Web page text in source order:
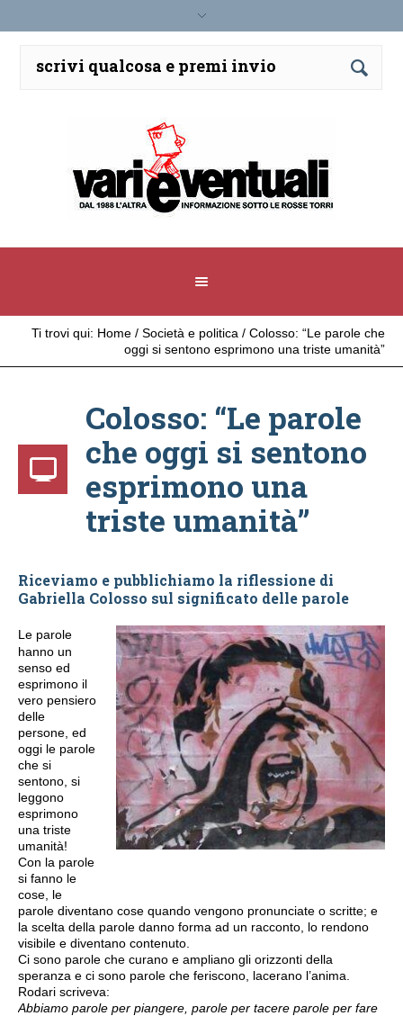
Ti trovi qui: Home / Società e politica / Colosso: “Le parole che
oggi si sentono esprimono una triste umanità”
Colosso: “Le parole
che oggi si sentono
esprimono una
triste umanità”
Riceviamo e pubblichiamo la riflessione di
Gabriella Colosso sul significato delle parole
Le parole
hanno un
senso ed
esprimono il
vero pensiero
delle
persone, ed
oggi le parole
che si
sentono, si
leggono
esprimono
una triste
umanità!
Con la parole
si fanno le
cose, le
parole diventano cose quando vengono pronunciate o scritte; e
la scelta della parole danno forma ad un racconto, lo rendono
visibile e diventano contenuto.
Ci sono parole che curano e ampliano gli orizzonti della
speranza e ci sono parole che feriscono, lacerano l’anima.
Rodari scriveva:
Abbiamo parole per piangere, parole per tacere parole per fare